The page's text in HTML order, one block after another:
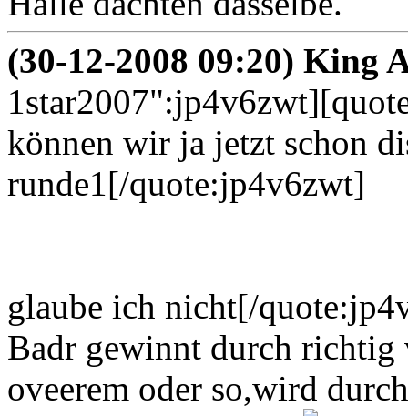
(30-12-2008 09:20) King
können wir ja jetzt schon
runde1[/quote:jp4v6zwt]
glaube ich nicht[/
Badr gewinnt durch richtig
oveerem oder so,wird